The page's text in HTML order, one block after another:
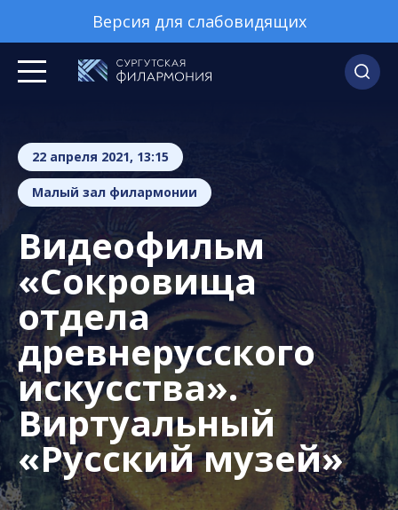
Версия для слабовидящих
22 апреля 2021, 13:15
Малый зал филармонии
Видеофильм
«Сокровища
отдела
древнерусского
искусства».
Виртуальный
«Русский музей»